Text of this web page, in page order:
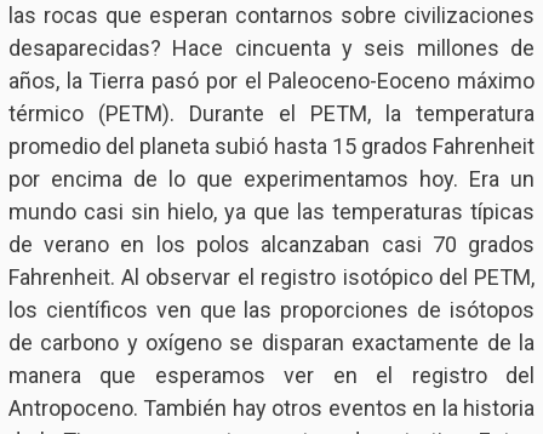
las rocas que esperan contarnos sobre civilizaciones
desaparecidas? Hace cincuenta y seis millones de
años, la Tierra pasó por el Paleoceno-Eoceno máximo
térmico (PETM). Durante el PETM, la temperatura
promedio del planeta subió hasta 15 grados Fahrenheit
por encima de lo que experimentamos hoy. Era un
mundo casi sin hielo, ya que las temperaturas típicas
de verano en los polos alcanzaban casi 70 grados
Fahrenheit. Al observar el registro isotópico del PETM,
los científicos ven que las proporciones de isótopos
de carbono y oxígeno se disparan exactamente de la
manera que esperamos ver en el registro del
Antropoceno. También hay otros eventos en la historia